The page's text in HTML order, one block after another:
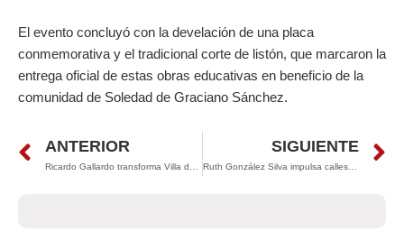
El evento concluyó con la develación de una placa
conmemorativa y el tradicional corte de listón, que marcaron la
entrega oficial de estas obras educativas en beneficio de la
comunidad de Soledad de Graciano Sánchez.
Prev
ANTERIOR
Ricardo Gallardo transforma Villa de Reyes con obras viales y anuncia nuevos proyectos para el desarrollo regional
SIGUIENTE
Ruth González Silva impulsa calles más seguras y ordenadas en el barrio de Tlaxcala